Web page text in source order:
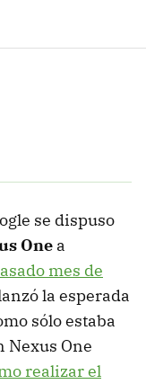
se dispuso
One a
mes de
la esperada
sólo estaba
Nexus One
realizar el